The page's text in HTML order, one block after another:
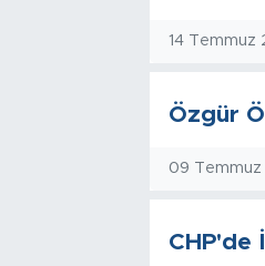
14 Temmuz
Özgür
09 Temmuz
CHP'de